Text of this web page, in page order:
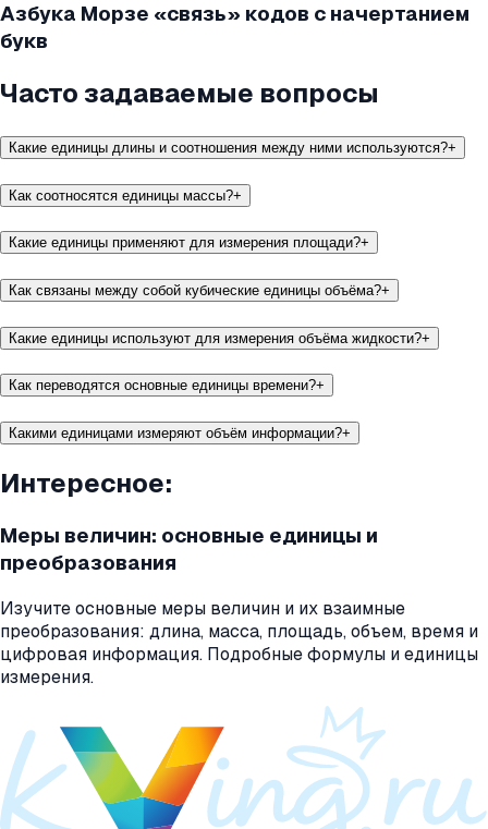
Азбука Морзе «связь» кодов с начертанием
букв
Часто задаваемые вопросы
Какие единицы длины и соотношения между ними используются?+
Как соотносятся единицы массы?+
Какие единицы применяют для измерения площади?+
Как связаны между собой кубические единицы объёма?+
Какие единицы используют для измерения объёма жидкости?+
Как переводятся основные единицы времени?+
Какими единицами измеряют объём информации?+
Интересное:
Меры величин: основные единицы и
преобразования
Изучите основные меры величин и их взаимные
преобразования: длина, масса, площадь, объем, время и
цифровая информация. Подробные формулы и единицы
измерения.